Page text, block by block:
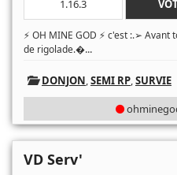
1.16.3
⚡ OH MINE GOD ⚡ c'est :.➢
de rigolade.�...
DONJON,SEMI RP,SURVIE
VD Serv'